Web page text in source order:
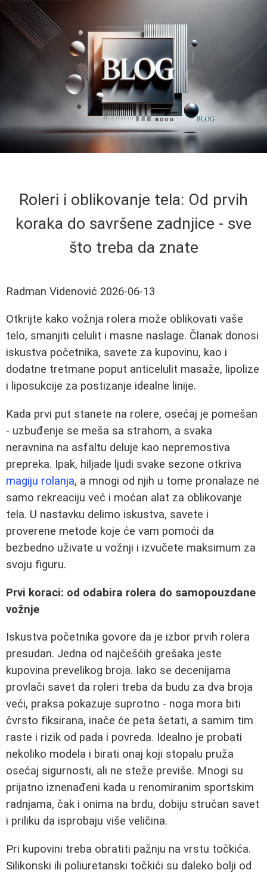
Roleri i oblikovanje tela: Od prvih
koraka do savršene zadnjice - sve
što treba da znate
Radman Videnović 2026-06-13
Otkrijte kako vožnja rolera može oblikovati vaše
telo, smanjiti celulit i masne naslage. Članak donosi
iskustva početnika, savete za kupovinu, kao i
dodatne tretmane poput anticelulit masaže, lipolize
i liposukcije za postizanje idealne linije.
Kada prvi put stanete na rolere, osećaj je pomešan
- uzbuđenje se meša sa strahom, a svaka
neravnina na asfaltu deluje kao nepremostiva
prepreka. Ipak, hiljade ljudi svake sezone otkriva
magiju rolanja, a mnogi od njih u tome pronalaze ne
samo rekreaciju već i moćan alat za oblikovanje
tela. U nastavku delimo iskustva, savete i
proverene metode koje će vam pomoći da
bezbedno uživate u vožnji i izvučete maksimum za
svoju figuru.
Prvi koraci: od odabira rolera do samopouzdane
vožnje
Iskustva početnika govore da je izbor prvih rolera
presudan. Jedna od najčešćih grešaka jeste
kupovina prevelikog broja. Iako se decenijama
provlači savet da roleri treba da budu za dva broja
veći, praksa pokazuje suprotno - noga mora biti
čvrsto fiksirana, inače će peta šetati, a samim tim
raste i rizik od pada i povreda. Idealno je probati
nekoliko modela i birati onaj koji stopalu pruža
osećaj sigurnosti, ali ne steže previše. Mnogi su
prijatno iznenađeni kada u renomiranim sportskim
radnjama, čak i onima na brdu, dobiju stručan savet
i priliku da isprobaju više veličina.
Pri kupovini treba obratiti pažnju na vrstu točkića.
Silikonski ili poliuretanski točkići su daleko bolji od